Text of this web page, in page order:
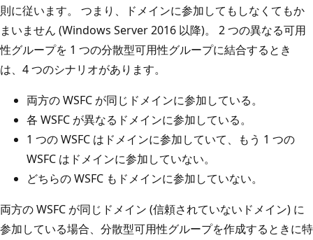
則に従います。 つまり、ドメインに参加してもしなくてもか
まいません (Windows Server 2016 以降)。 2 つの異なる可用
性グループを 1 つの分散型可用性グループに結合するとき
は、4 つのシナリオがあります。
両方の WSFC が同じドメインに参加している。
各 WSFC が異なるドメインに参加している。
1 つの WSFC はドメインに参加していて、もう 1 つの
WSFC はドメインに参加していない。
どちらの WSFC もドメインに参加していない。
両方の WSFC が同じドメイン (信頼されていないドメイン) に
参加している場合、分散型可用性グループを作成するときに特